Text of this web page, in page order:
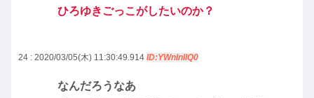
ひろゆきごっこがしたいのか？
24 : 2020/03/05(木) 11:30:49.914 ID:YWnlnIIQ0
なんだろうなあ